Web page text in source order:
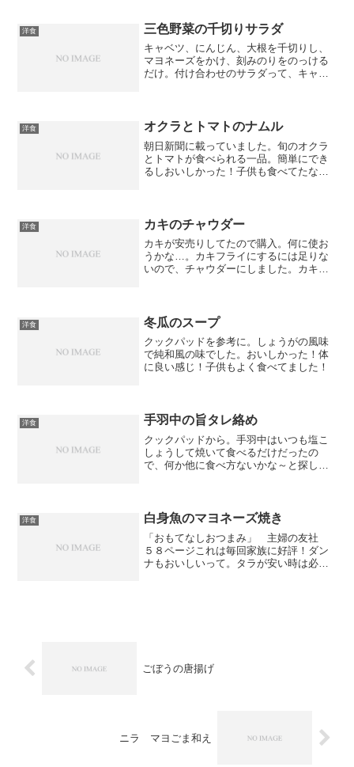
洋食 三色野菜の千切りサラダ
キャベツ、にんじん、大根を千切りし、
マヨネーズをかけ、刻みのりをのっける
だけ。付け合わせのサラダって、キャベ
コンだったか覚えてない）...
洋食 オクラとトマトのナムル
朝日新聞に載っていました。旬のオクラ
とトマトが食べられる一品。簡単にでき
るしおいしかった！子供も食べてたな。
洋食 カキのチャウダー
カキが安売りしてたので購入。何に使お
うかな…。カキフライにするには足りな
いので、チャウダーにしました。カキの
洋食 冬瓜のスープ
クックパッドを参考に。しょうがの風味
で純和風の味でした。おいしかった！体
に良い感じ！子供もよく食べてました！
洋食 手羽中の旨タレ絡め
クックパッドから。手羽中はいつも塩こ
しょうして焼いて食べるだけだったの
で、何か他に食べ方ないかな～と探して
洋食 白身魚のマヨネーズ焼き
「おもてなしおつまみ」 主婦の友社
５８ページこれは毎回家族に好評！ダン
ナもおいしいって。タラが安い時は必ず
ごぼうの唐揚げ
ニラ マヨごま和え